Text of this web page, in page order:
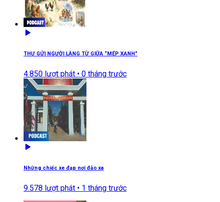
THƯ GỬI NGƯỜI LÀNG TỪ GIỮA “MÉP XANH”
4.850 lượt phát • 0 tháng trước
Những chiếc xe đạp nơi đảo xa
9.578 lượt phát • 1 tháng trước